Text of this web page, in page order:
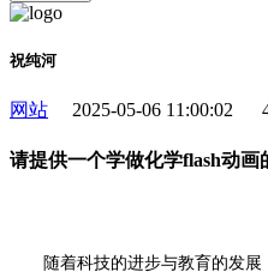
祝纯河
网站 2025-05-06 11:00:02
请提供一个学做化学flash动画
随着科技的进步与教育的发展